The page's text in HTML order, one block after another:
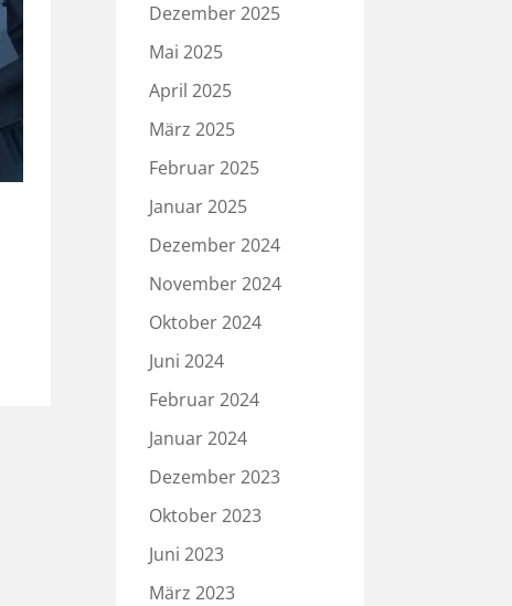
Dezember 2025
Mai 2025
April 2025
März 2025
Februar 2025
Januar 2025
Dezember 2024
November 2024
Oktober 2024
Juni 2024
Februar 2024
Januar 2024
Dezember 2023
Oktober 2023
Juni 2023
März 2023